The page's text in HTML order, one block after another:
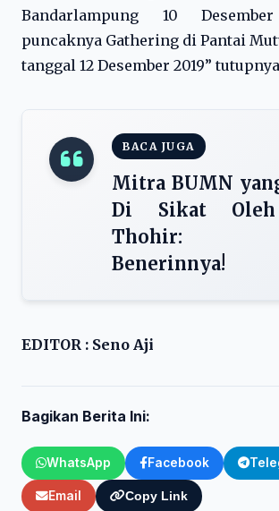
Bandarlampung 10
puncaknya Gathering di Pantai
tanggal 12 Desember 2019”
BACA JUGA
Mitra BUMN
Di Sikat
Thohir:
Benerinnya!
EDITOR : Seno Aji
Bagikan Berita Ini:
WhatsApp Facebook
Email Copy Link